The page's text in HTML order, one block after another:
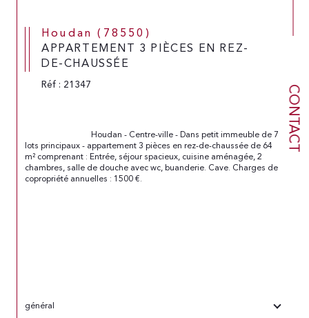
CONTACT
Houdan (78550)
APPARTEMENT 3 PIÈCES EN REZ-
DE-CHAUSSÉE
Réf : 21347
lots principaux - appartement 3 pièces en rez-de-chaussée de 64
m² comprenant : Entrée, séjour spacieux, cuisine aménagée, 2
chambres, salle de douche avec wc, buanderie. Cave. Charges de
copropriété annuelles : 1500 €.
général